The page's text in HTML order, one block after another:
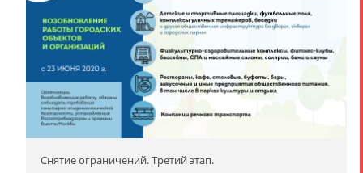
Снятие ограничений. Третий этап.